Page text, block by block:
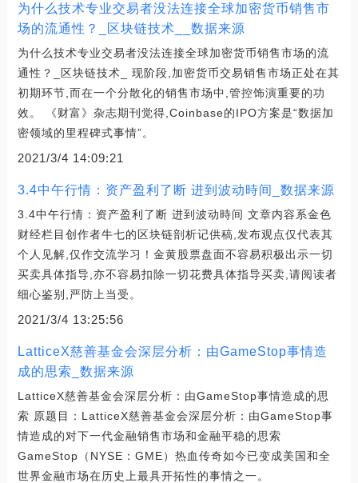
为什么技术专业交易者没法连接全球加密货币销售市
场的流通性？_区块链技术__数据来源
为什么技术专业交易者没法连接全球加密货币销售市场的流
通性？_区块链技术_ 现阶段,加密货币交易销售市场正处在其
初期环节,而在一个分散化的销售市场中,管控饰演重要的功
效。 《财富》杂志期刊觉得,Coinbase的IPO方案是“数据加
密领域的里程碑式事情”。
2021/3/4 14:09:21
3.4中午行情：资产盈利了断 进到波动時间_数据来源
3.4中午行情：资产盈利了断 进到波动時间 文章内容系金色
财经栏目创作者牛七的区块链剖析记供稿,发布观点仅代表其
个人见解,仅作交流学习！金黄股票盘面不容易积极出示一切
买卖具体指导,亦不容易扣除一切花费具体指导买卖,请阅读者
细心鉴别,严防上当受。
2021/3/4 13:25:56
LatticeX慈善基金会深层分析：由GameStop事情造
成的思索_数据来源
LatticeX慈善基金会深层分析：由GameStop事情造成的思
索 原题目：LatticeX慈善基金会深层分析：由GameStop事
情造成的对下一代金融销售市场和金融平稳的思索
GameStop（NYSE：GME）热血传奇如今已变成美国和全
世界金融市场在历史上最具开拓性的事情之一。